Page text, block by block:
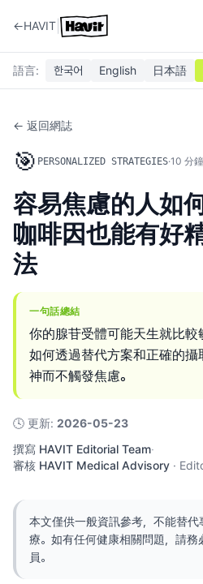
←HAVIT
語言: 한국어 English 日本語
← 返回網誌
🎯 PERSONALIZED STRATEGIES·10 分
容易焦慮的人如
咖啡因也能有好
法
一句話總結
你的腺苷受體可能天生就比
如何透過替代方案和正確的
神而不觸發焦慮。
🕓 更新: 2026-05-23
撰寫 HAVIT Editorial Team·
審核 HAVIT Medical Advisory ·
本文僅供一般資訊參考，不能替
療。如有任何健康相關問題，請務
員。